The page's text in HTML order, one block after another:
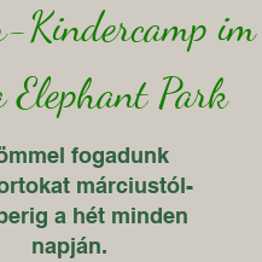
Kindercamp im
Elephant Park
fogadunk
márciustól-
a hét minden
napján.